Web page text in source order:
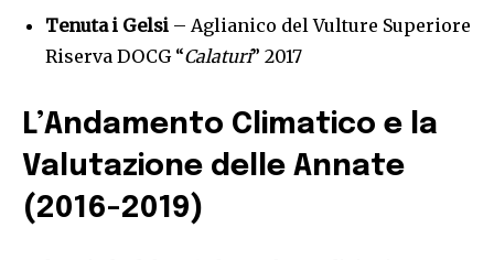
Tenuta i Gelsi – Aglianico del Vulture Superiore
Riserva DOCG “Calaturi” 2017
L’Andamento Climatico e la
Valutazione delle Annate
(2016-2019)